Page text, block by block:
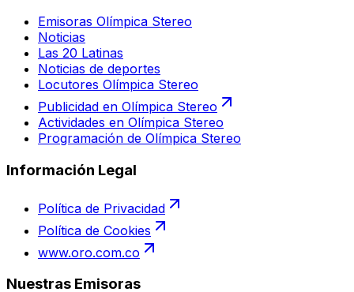
Emisoras Olímpica Stereo
Noticias
Las 20 Latinas
Noticias de deportes
Locutores Olímpica Stereo
Publicidad en Olímpica Stereo
Actividades en Olímpica Stereo
Programación de Olímpica Stereo
Información Legal
Política de Privacidad
Política de Cookies
www.oro.com.co
Nuestras Emisoras